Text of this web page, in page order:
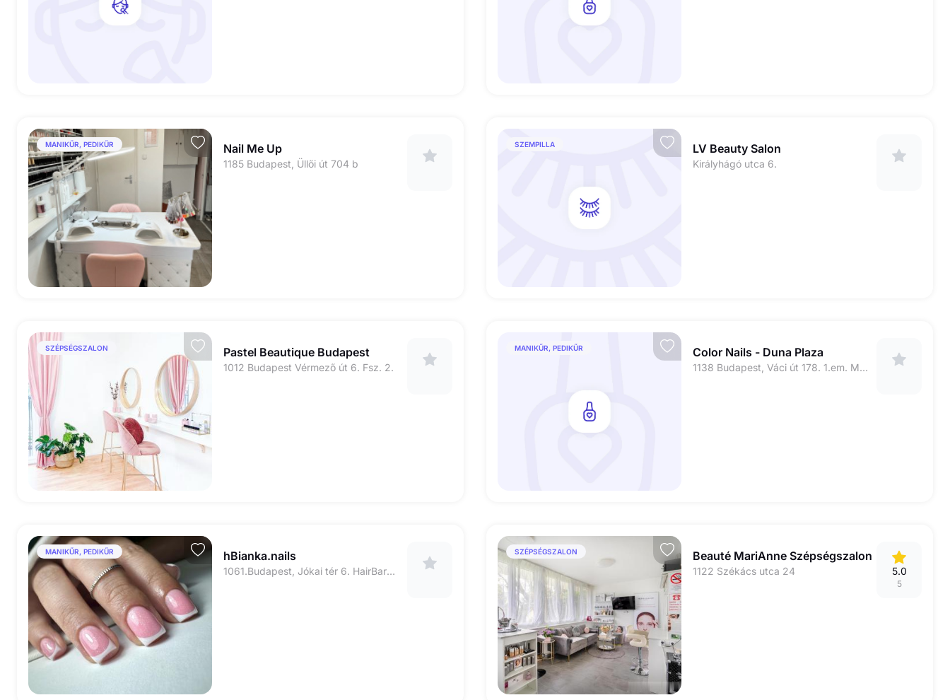
MANIKŰR, PEDIKŰR Nail Me Up
1185 Budapest, Üllői út 704 b
SZEMPILLA LV Beauty Salon
Királyhágó utca 6.
SZÉPSÉGSZALON Pastel Beautique Budapest
1012 Budapest Vérmező út 6. Fsz. 2.
MANIKŰR, PEDIKŰR Color Nails - Duna Plaza
1138 Budapest, Váci út 178. 1.em. Media Markttal szemben
MANIKŰR, PEDIKŰR hBianka.nails
1061.Budapest, Jókai tér 6. HairBarone szalon
SZÉPSÉGSZALON Beauté MariAnne Szépségszalon
1122 Székács utca 24 5.0
5